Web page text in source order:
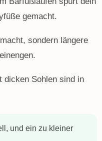
gemacht.
sondern längere
dicken Sohlen sind in
und ein zu kleiner